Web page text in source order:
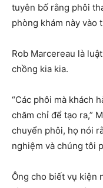
tuyên bố rằng phôi
phòng khám này vào
Rob Marcereau là
chồng kia kia.
“Các phôi mà khách
chăm chỉ để tạo ra,”
chuyển phôi, họ nói
nghiệm và chúng tôi
Ông cho biết vụ kiện